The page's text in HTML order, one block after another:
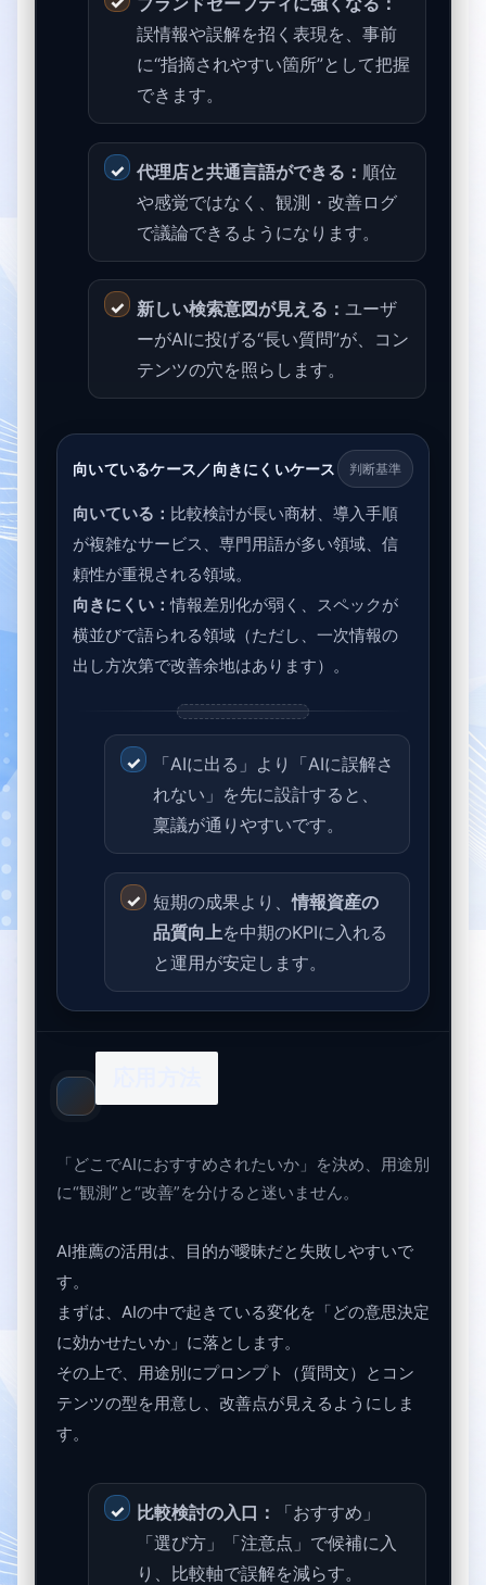
誤情報や誤解を招く表現を、事前
に“指摘されやすい箇所”として把握
できます。
代理店と共通言語ができる： 順位
や感覚ではなく、観測・改善ログ
で議論できるようになります。
新しい検索意図が見える：ユーザ
ーがAIに投げる“長い質問”が、コン
テンツの穴を照らします。
向いているケース／向きにくいケース 判断基準
向いている： 比較検討が長い商材、導入手順
が複雑なサービス、専門用語が多い領域、信
頼性が重視される領域。
向きにくい：情報差別化が弱く、スペックが
横並びで語られる領域（ただし、一次情報の
出し方次第で改善余地はあります）。
「AIに出る」より「AIに誤解さ
れない」を先に設計すると、
稟議が通りやすいです。
短期の成果より、情報資産の
品質向上を中期のKPIに入れる
と運用が安定します。
「どこでAIにおすすめされたいか」を決め、用途別
に“観測”と“改善”を分けると迷いません。
AI推薦の活用は、目的が曖昧だと失敗しやすいで
す。
まずは、AIの中で起きている変化を「どの意思決定
に効かせたいか」に落とします。
その上で、用途別にプロンプト（質問文）とコン
テンツの型を用意し、改善点が見えるようにしま
す。
比較検討の入口：
「おすすめ」
「選び方」「注意点」で候補に入
り、比較軸で誤解を減らす。